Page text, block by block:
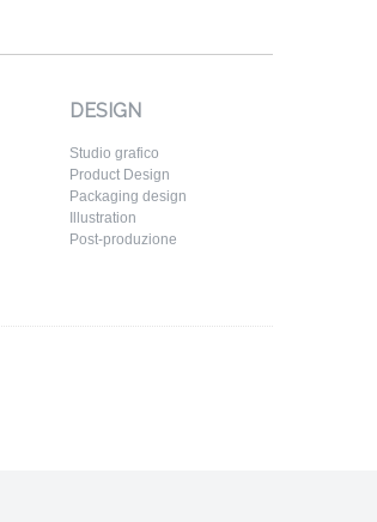
DESIGN
Studio grafico
Product Design
Packaging design
Illustration
Post-produzione